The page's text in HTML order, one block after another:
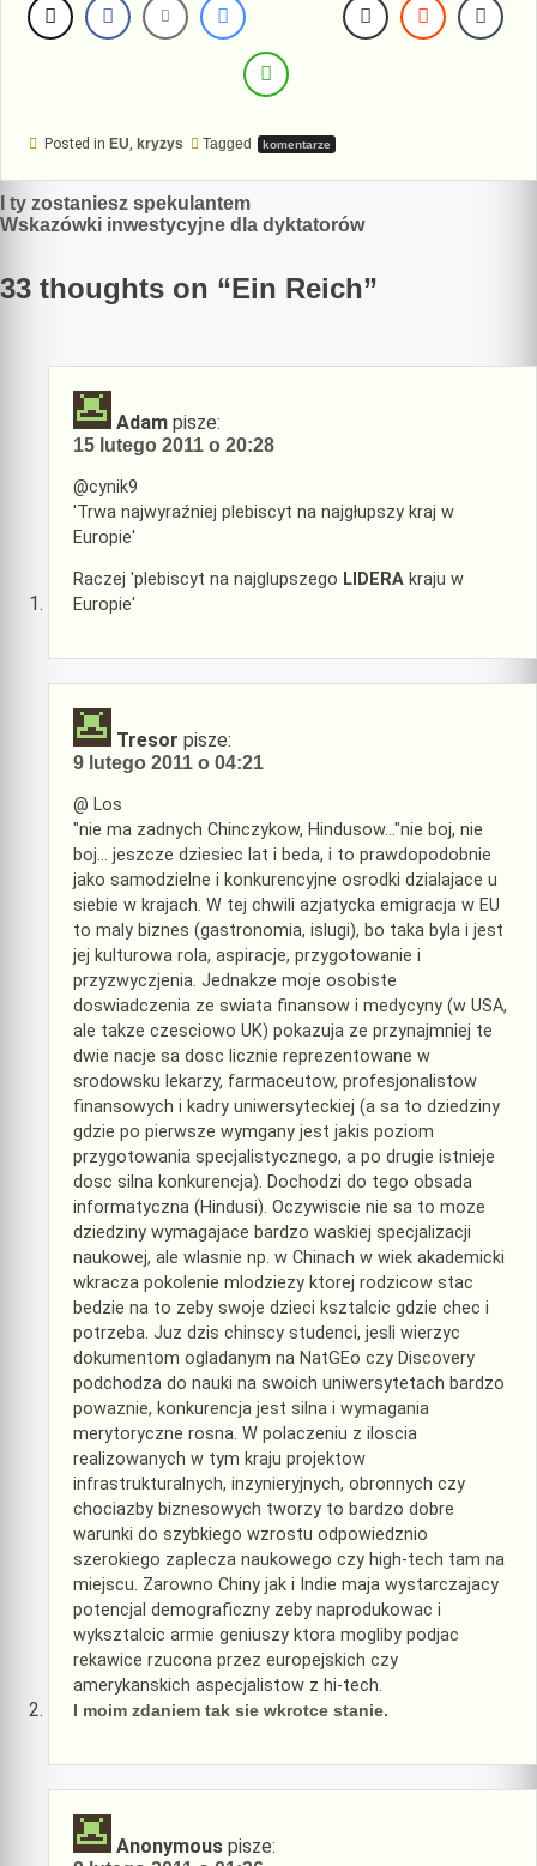
Posted in EU, kryzys Tagged komentarze
Nawigacja
wpisu
I ty zostaniesz spekulantem
Wskazówki inwestycyjne dla dyktatorów
33 thoughts on “Ein Reich”
Adam pisze:
15 lutego 2011 o 20:28
@cynik9
'Trwa najwyraźniej plebiscyt na najgłupszy kraj w
Europie'
Raczej 'plebiscyt na najglupszego LIDERA kraju w
Europie'
Tresor pisze:
9 lutego 2011 o 04:21
@ Los
"nie ma zadnych Chinczykow, Hindusow…"nie boj, nie
boj… jeszcze dziesiec lat i beda, i to prawdopodobnie
jako samodzielne i konkurencyjne osrodki dzialajace u
siebie w krajach. W tej chwili azjatycka emigracja w EU
to maly biznes (gastronomia, islugi), bo taka byla i jest
jej kulturowa rola, aspiracje, przygotowanie i
przyzwyczjenia. Jednakze moje osobiste
doswiadczenia ze swiata finansow i medycyny (w USA,
ale takze czesciowo UK) pokazuja ze przynajmniej te
dwie nacje sa dosc licznie reprezentowane w
srodowsku lekarzy, farmaceutow, profesjonalistow
finansowych i kadry uniwersyteckiej (a sa to dziedziny
gdzie po pierwsze wymgany jest jakis poziom
przygotowania specjalistycznego, a po drugie istnieje
dosc silna konkurencja). Dochodzi do tego obsada
informatyczna (Hindusi). Oczywiscie nie sa to moze
dziedziny wymagajace bardzo waskiej specjalizacji
naukowej, ale wlasnie np. w Chinach w wiek akademicki
wkracza pokolenie mlodziezy ktorej rodzicow stac
bedzie na to zeby swoje dzieci ksztalcic gdzie chec i
potrzeba. Juz dzis chinscy studenci, jesli wierzyc
dokumentom ogladanym na NatGEo czy Discovery
podchodza do nauki na swoich uniwersytetach bardzo
powaznie, konkurencja jest silna i wymagania
merytoryczne rosna. W polaczeniu z iloscia
realizowanych w tym kraju projektow
infrastrukturalnych, inzynieryjnych, obronnych czy
chociazby biznesowych tworzy to bardzo dobre
warunki do szybkiego wzrostu odpowiedznio
szerokiego zaplecza naukowego czy high-tech tam na
miejscu. Zarowno Chiny jak i Indie maja wystarczajacy
potencjal demograficzny zeby naprodukowac i
wyksztalcic armie geniuszy ktora mogliby podjac
rekawice rzucona przez europejskich czy
amerykanskich aspecjalistow z hi-tech.
I moim zdaniem tak sie wkrotce stanie.
Anonymous pisze: